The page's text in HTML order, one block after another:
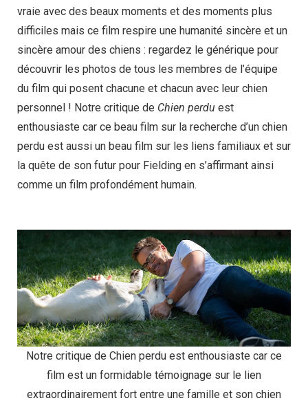
vraie avec des beaux moments et des moments plus
difficiles mais ce film respire une humanité sincère et un
sincère amour des chiens : regardez le générique pour
découvrir les photos de tous les membres de l’équipe
du film qui posent chacune et chacun avec leur chien
personnel ! Notre critique de Chien perdu est
enthousiaste car ce beau film sur la recherche d’un chien
perdu est aussi un beau film sur les liens familiaux et sur
la quête de son futur pour Fielding en s’affirmant ainsi
comme un film profondément humain.
Notre critique de Chien perdu est enthousiaste car ce
film est un formidable témoignage sur le lien
extraordinairement fort entre une famille et son chien